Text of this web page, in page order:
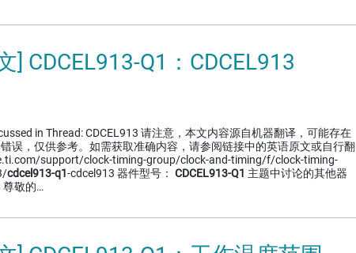
] CDCEL913-Q1：CDCEL913
in Thread: CDCEL913 请注意，本文内容源自机器翻译，可能存在
误，仅供参考。如需获取准确内容，请参阅链接中的英语原文或自行翻
support/clock-timing-group/clock-and-timing/f/clock-timing-
cdcel913-q1-cdcel913 器件型号： CDCEL913-Q1 主题中讨论的其他器
尊敬的…